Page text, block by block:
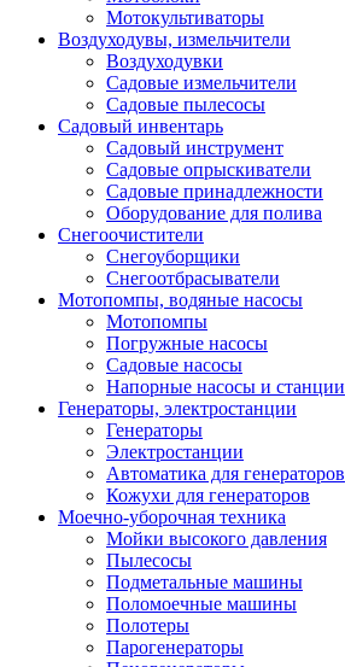
Мотокультиваторы
Воздуходувы, измельчители
Воздуходувки
Садовые измельчители
Садовые пылесосы
Садовый инвентарь
Садовый инструмент
Садовые опрыскиватели
Садовые принадлежности
Оборудование для полива
Снегоочистители
Снегоуборщики
Снегоотбрасыватели
Мотопомпы, водяные насосы
Мотопомпы
Погружные насосы
Садовые насосы
Напорные насосы и станции
Генераторы, электростанции
Генераторы
Электростанции
Автоматика для генераторов
Кожухи для генераторов
Моечно-уборочная техника
Мойки высокого давления
Пылесосы
Подметальные машины
Поломоечные машины
Полотеры
Парогенераторы